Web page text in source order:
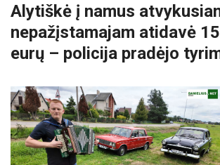
Alytiškė į namus
nepažįstamajam atidavė
eurų – policija pradėjo